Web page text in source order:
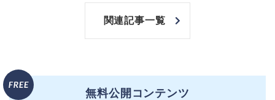
関連記事一覧
無料公開コンテンツ